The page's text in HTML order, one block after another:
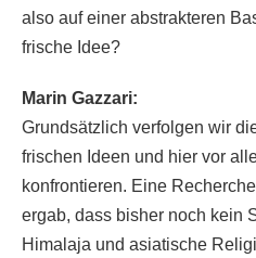
also auf einer abstrakteren
frische Idee?
Marin Gazzari:
Grundsätzlich verfolgen wir
frischen Ideen und hier vor
konfrontieren. Eine
ergab, dass bisher noch kein
Himalaja und asiatische